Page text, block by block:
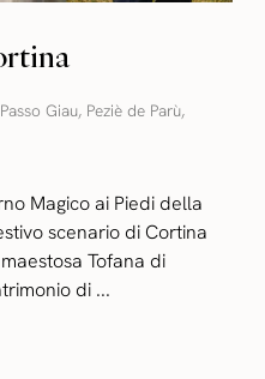
Passo Giau, Peziè de Parù,
Magico ai Piedi della
scenario di Cortina
Tofana di
di ...